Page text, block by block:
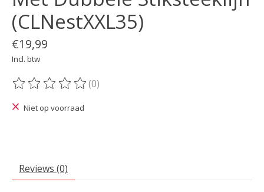
(CLNestXXL35)
€19,99
Incl. btw
De beoordeling van dit product is
(0)
Niet op voorraad
Reviews (0)